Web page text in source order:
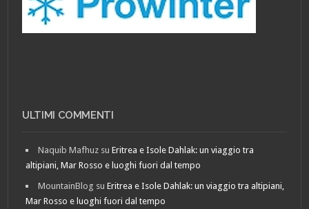
ULTIMI COMMENTI
Naquib Mafhuz suEritrea e Isole Dahlak: un viaggio tra
altipiani, Mar Rosso e luoghi fuori dal tempo
MountainBlog suEritrea e Isole Dahlak: un viaggio tra altipiani,
Mar Rosso e luoghi fuori dal tempo